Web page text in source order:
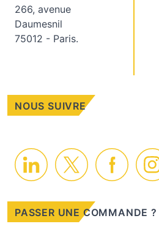
266, avenue
Daumesnil
75012 - Paris.
NOUS SUIVRE
PASSER UNE COMMANDE ?